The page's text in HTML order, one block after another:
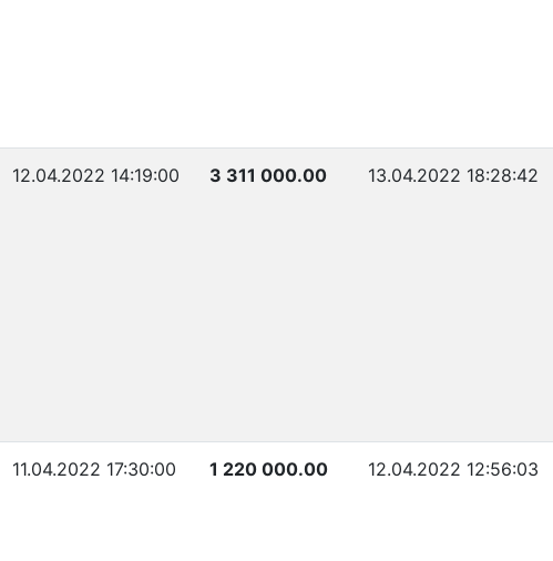
12.04.2022 14:19:00 3 311 000.00 13.04.2022 18:28:42
11.04.2022 17:30:00 1 220 000.00 12.04.2022 12:56:03